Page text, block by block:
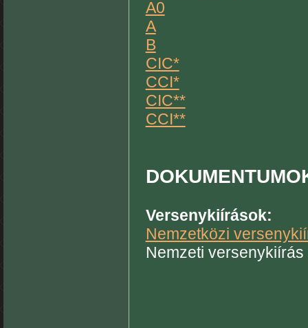
A0
A
B
CIC*
CCI*
CIC**
CCI**
Versenykiírások:
Nemzetközi
Nemzeti versenykiírás